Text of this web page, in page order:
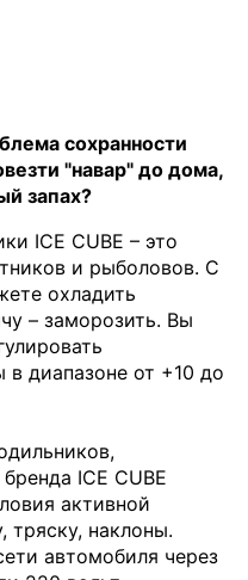
сохранности
"навар" до дома,
запах?
ICE CUBE – это
и рыболовов. С
охладить
– заморозить. Вы
диапазоне от +10 до
ICE CUBE
активной
тряску, наклоны.
автомобиля через